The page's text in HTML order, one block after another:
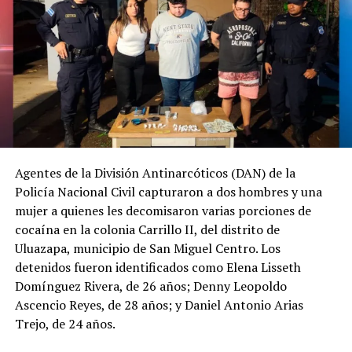
Agentes de la División Antinarcóticos (DAN) de la
Policía Nacional Civil capturaron a dos hombres y una
mujer a quienes les decomisaron varias porciones de
cocaína en la colonia Carrillo II, del distrito de
Uluazapa, municipio de San Miguel Centro. Los
detenidos fueron identificados como Elena Lisseth
Domínguez Rivera, de 26 años; Denny Leopoldo
Ascencio Reyes, de 28 años; y Daniel Antonio Arias
Trejo, de 24 años.